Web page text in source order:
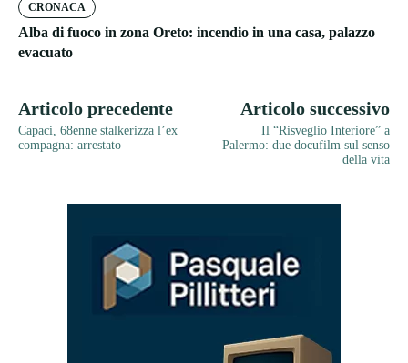
CRONACA
Alba di fuoco in zona Oreto: incendio in una casa, palazzo
evacuato
Articolo precedente
Capaci, 68enne stalkerizza l’ex
compagna: arrestato
Articolo successivo
Il “Risveglio Interiore” a
Palermo: due docufilm sul senso
della vita